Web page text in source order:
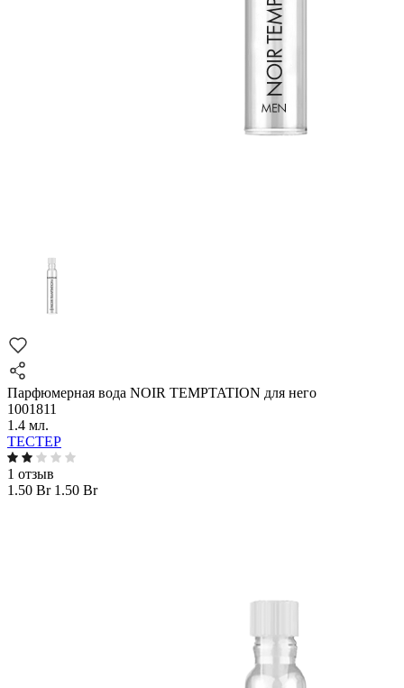
Парфюмерная вода NOIR TEMPTATION для него
1001811
1.4 мл.
ТЕСТЕР
1 отзыв
1.50 Br 1.50 Br